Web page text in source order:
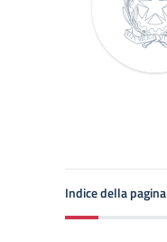
Indice della pagina